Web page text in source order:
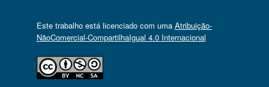
Este trabalho está licenciado com uma Atribuição-
NãoComercial-CompartilhaIgual 4.0 Internacional